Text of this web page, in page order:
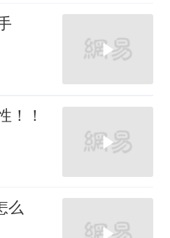
！！
么